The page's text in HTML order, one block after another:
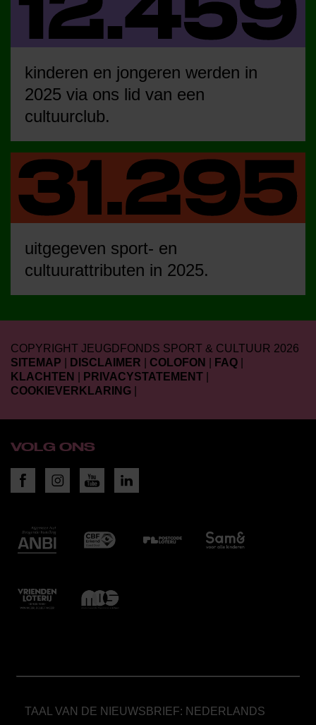
kinderen en jongeren werden in
2025 via ons lid van een
cultuurclub.
uitgegeven sport- en
cultuurattributen in 2025.
COPYRIGHT JEUGDFONDS SPORT & CULTUUR 2026
SITEMAP
DISCLAIMER COLOFON FAQ
KLACHTEN
PRIVACYSTATEMENT
COOKIEVERKLARING
VOLG ONS
TAAL VAN DE NIEUWSBRIEF: NEDERLANDS